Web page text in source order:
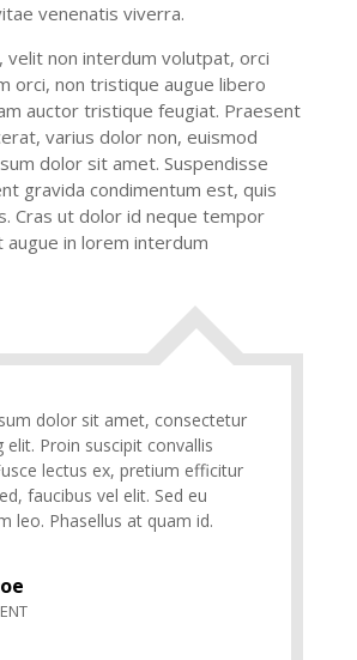
venenatis viverra.
velit non interdum volutpat, orci
orci, non tristique augue libero
auctor tristique feugiat. Praesent
varius dolor non, euismod
dolor sit amet. Suspendisse
gravida condimentum est, quis
Cras ut dolor id neque tempor
augue in lorem interdum
dolor sit amet, consectetur
elit. Proin suscipit convallis
lectus ex, pretium efficitur
faucibus vel elit. Sed eu
leo. Phasellus at quam id.